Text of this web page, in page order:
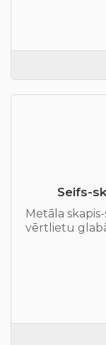
Seifs-
Metāla
vērtlietu